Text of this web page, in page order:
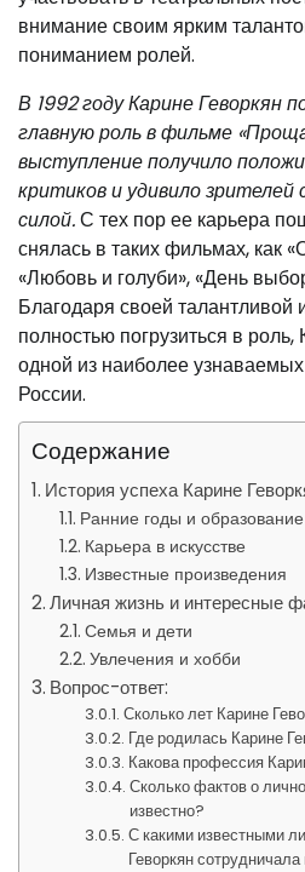
внимание своим ярким
пониманием ролей.
В 1992 году Карине Геворкян
главную роль в фильме
выступление получило
критиков и удивило зрителей
силой.С тех пор ее карьера
снялась в таких фильмах, как
«Любовь и голуби», «День
Благодаря своей талантливой
полностью погрузиться в
одной из наиболее
России.
Содержание
История успеха Карине
Ранние годы и образование
Карьера в искусстве
Известные произведения
Личная жизнь и интересные
Семья и дети
Увлечения и хобби
Вопрос-ответ:
Сколько лет Карине
Где родилась Карине
Какова профессия
Сколько фактов о
известно?
С какими известными
Геворкян